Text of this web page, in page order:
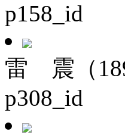
p158_id
雷 震（
p308_id